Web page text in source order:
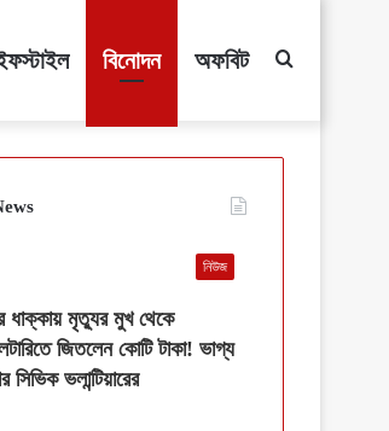
বিনোদন অফবিট
নিউজ
ধাক্কায় মৃত্যুর মুখ থেকে
জিতলেন কোটি টাকা! ভাগ্য
ভলান্টিয়ারের